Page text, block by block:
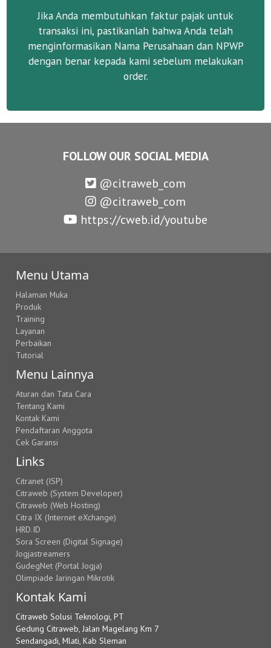
Jika Anda membutuhkan faktur pajak untuk
transaksi ini, pastikanlah bahwa Anda telah
menginformasikan Nama Perusahaan dan NPWP
dengan benar kepada kami sebelum melakukan
order.
FOLLOW OUR SOCIAL MEDIA
@citraweb_com
@citraweb_com
https://cweb.id/youtube
Menu Utama
Halaman Muka
Produk
Training
Layanan
Perbaikan
Tutorial
Menu Lainnya
Aturan dan Tata Cara
Tentang Kami
Kontak Kami
Pendaftaran Anggota
Cek Garansi
Links
Citranet (ISP)
Citraweb (System Developer)
Citraweb (Web Hosting)
Citra IX (Internet eXchange)
HRD.ID
Sora Screen (Digital Signage)
Jogjastreamers
GudegNet (Portal Jogja)
Olimpiade Jaringan Mikrotik
Kontak Kami
Citraweb Solusi Teknologi, PT
Gedung Citraweb, Jalan Magelang Km 7
Sendangadi, Mlati, Kab Sleman